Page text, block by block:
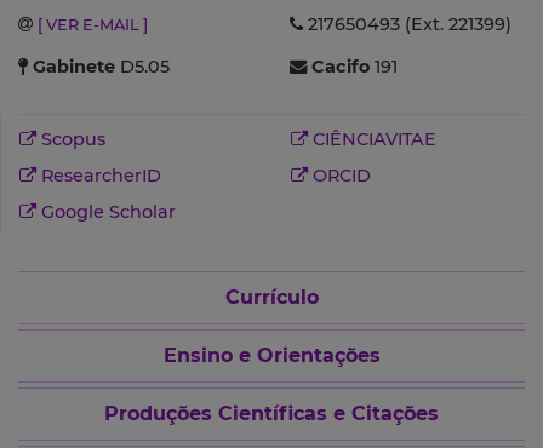
[ VER E-MAIL ]
217650493 (Ext. 221399)
Gabinete D5.05 Cacifo 191
Scopus
CIÊNCIAVITAE
ResearcherID
ORCID
Google Scholar
Currículo
Ensino e Orientações
Produções Científicas e Citações